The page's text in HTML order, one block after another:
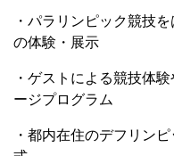
・パラリンピック競技
の体験・展示
・ゲストによる競技体
ージプログラム
・都内在住のデフリン